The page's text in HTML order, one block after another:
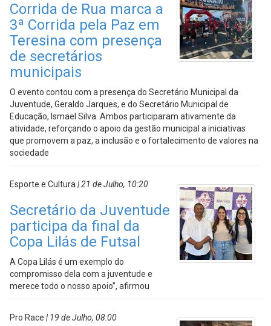
Corrida de Rua marca a
3ª Corrida pela Paz em
Teresina com presença
de secretários
municipais
O evento contou com a presença do Secretário Municipal da
Juventude, Geraldo Jarques, e do Secretário Municipal de
Educação, Ismael Silva. Ambos participaram ativamente da
atividade, reforçando o apoio da gestão municipal a iniciativas
que promovem a paz, a inclusão e o fortalecimento de valores na
sociedade
Esporte e Cultura | 21 de Julho, 10:20
Secretário da Juventude
participa da final da
Copa Lilás de Futsal
A Copa Lilás é um exemplo do
compromisso dela com a juventude e
merece todo o nosso apoio”, afirmou
Pro Race | 19 de Julho, 08:00